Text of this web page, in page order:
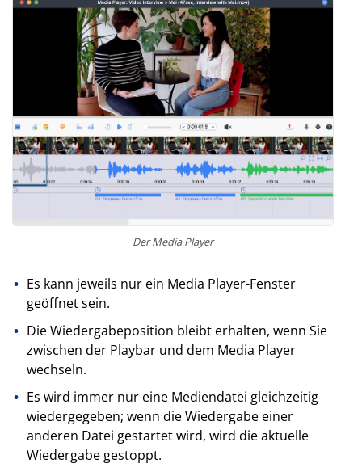
Der Media Player
Es kann jeweils nur ein Media Player-Fenster
geöffnet sein.
Die Wiedergabeposition bleibt erhalten, wenn Sie
zwischen der Playbar und dem Media Player
wechseln.
Es wird immer nur eine Mediendatei gleichzeitig
wiedergegeben; wenn die Wiedergabe einer
anderen Datei gestartet wird, wird die aktuelle
Wiedergabe gestoppt.